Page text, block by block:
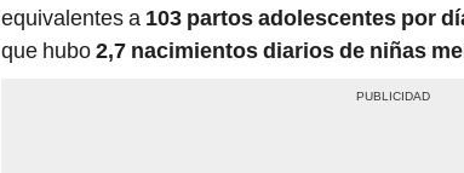
equivalentes a 103 partos adolescentes por
que hubo2,7 nacimientos diarios de niñas